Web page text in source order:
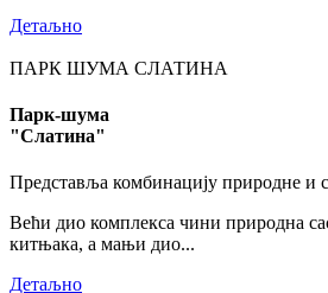
Детаљно
ПАРК ШУМА СЛАТИНА
Парк-шума
"Слатина"
Представља комбинацију природне и
Већи дио комплекса чини природна
китњака, а мањи дио...
Детаљно